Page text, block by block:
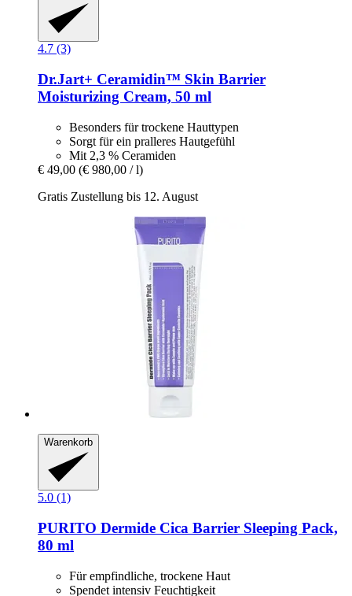
4.7 (3)
Dr.Jart+ Ceramidin™ Skin Barrier
Moisturizing Cream, 50 ml
Besonders für trockene Hauttypen
Sorgt für ein pralleres Hautgefühl
Mit 2,3 % Ceramiden
€ 49,00 (€ 980,00 / l)
Gratis Zustellung bis 12. August
Warenkorb
5.0 (1)
PURITO Dermide Cica Barrier Sleeping Pack,
80 ml
Für empfindliche, trockene Haut
Spendet intensiv Feuchtigkeit